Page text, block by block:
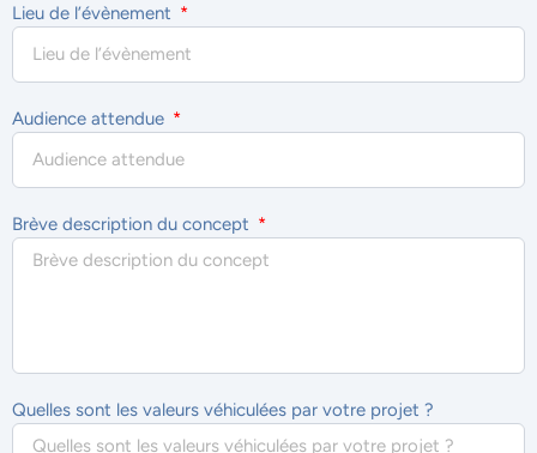
Lieu de l’évènement
Audience attendue
Brève description du concept
Quelles sont les valeurs véhiculées par votre projet ?